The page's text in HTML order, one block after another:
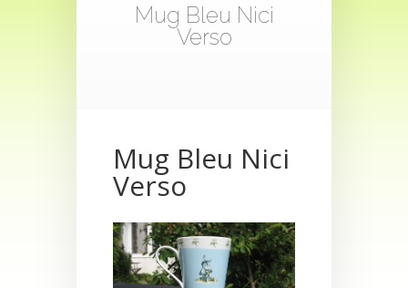
Mug Bleu Nici
Verso
Mug Bleu Nici
Verso